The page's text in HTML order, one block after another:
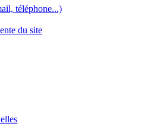
téléphone...)
du site